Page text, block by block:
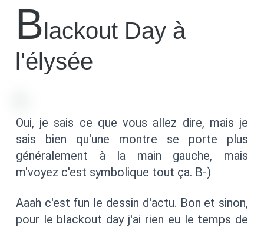
Blackout Day à
l'élysée
Oui, je sais ce que vous allez dire, mais je
sais bien qu'une montre se porte plus
généralement à la main gauche, mais
m'voyez c'est symbolique tout ça. B-)
Aaah c'est fun le dessin d'actu. Bon et sinon,
pour le blackout day j'ai rien eu le temps de